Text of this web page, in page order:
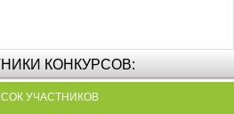
КОНКУРСОВ:
УЧАСТНИКОВ